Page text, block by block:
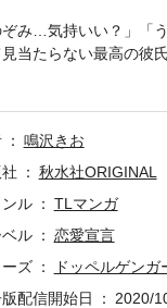
ぞみ…気持いい？」「
見当たらない最高の
好きな幸也とのHでイ
と幸也のHを覗き見
鳴沢きお
秋水社ORIGINAL
ル
TLマンガ
ベル
恋愛宣言
ズ
ドッペルゲン
配信開始日
2020/